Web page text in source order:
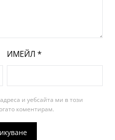
ИМЕЙЛ *
и уебсайта ми в този
коментирам.